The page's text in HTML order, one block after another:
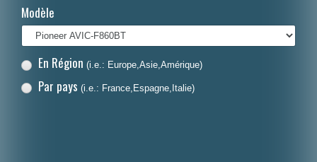
Dansk
Modèle
En Région (i.e.: Europe,Asie,Amérique)
Par pays (i.e.: France,Espagne,Italie)